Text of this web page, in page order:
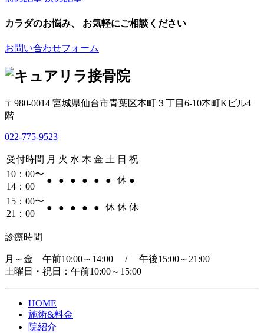
カラダのお悩み、 お気軽にご相談ください
お問い合わせフォーム
〒980-0014 宮城県仙台市青葉区本町３丁目6-10本町Kビル4
階
022-775-9523
受付時間 月 火 水 木 金 土 日 祝
10：00〜
14：00
● ● ● ● ● ● 休 ●
15：00〜
21：00
● ● ● ● ● 休 休 休
診療時間
月～金 午前10:00～14:00 / 午後15:00～21:00
土曜日・祝日：午前10:00～15:00
HOME
施術&料金
院紹介